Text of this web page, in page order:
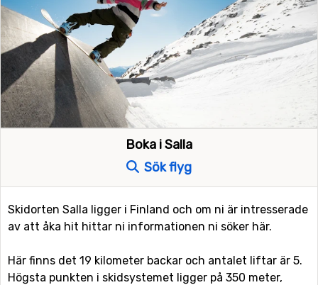
Boka i Salla
Sök flyg
Skidorten Salla ligger i Finland och om ni är intresserade
av att åka hit hittar ni informationen ni söker här.
Här finns det 19 kilometer backar och antalet liftar är 5.
Högsta punkten i skidsystemet ligger på 350 meter,